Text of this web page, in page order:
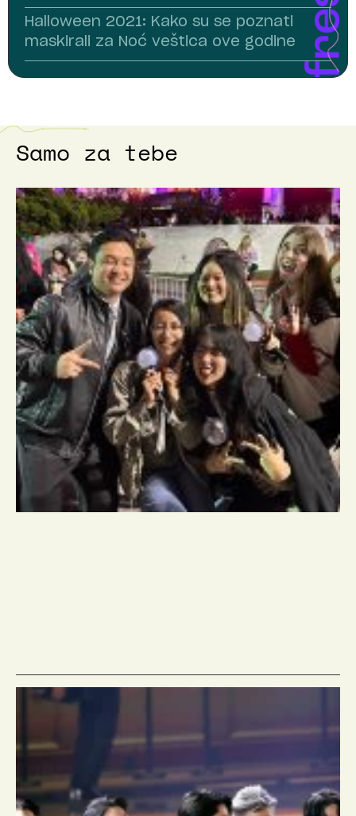
Halloween 2021: Kako su se poznati
maskirali za Noć veštica ove godine
Samo za tebe